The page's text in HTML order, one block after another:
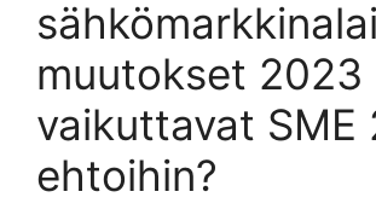
muutokset 2023
vaikuttavat SME
ehtoihin?